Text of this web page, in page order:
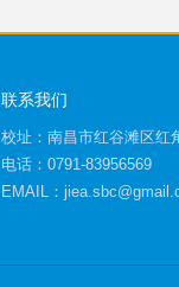
联系我们
校址：南昌市红谷滩区红
电话：0791-83956569
EMAIL：